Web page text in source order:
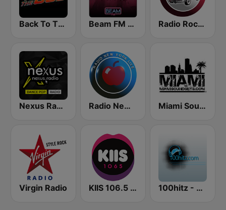
Back To The 80's Radio Beam FM - Adult Hits Radio Rock On
Nexus Radio Dance Radio New York Live Miami SoundSets
Virgin Radio KIIS 106.5 FM 100hitz - Rock